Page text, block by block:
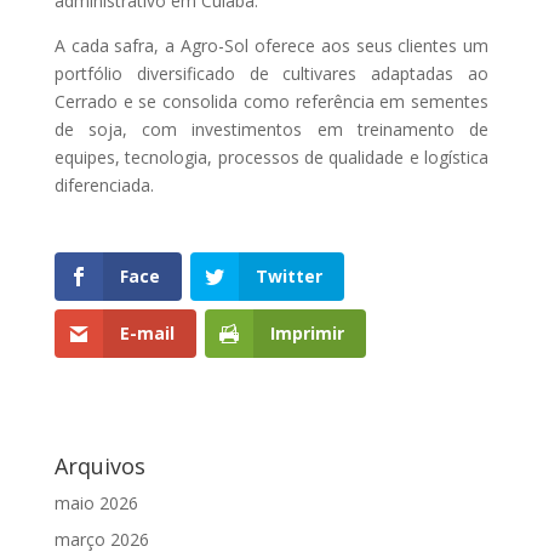
A cada safra, a Agro-Sol oferece aos seus clientes um
portfólio diversificado de cultivares adaptadas ao
Cerrado e se consolida como referência em sementes
de soja, com investimentos em treinamento de
equipes, tecnologia, processos de qualidade e logística
diferenciada.
Face Twitter
E-mail Imprimir
Arquivos
maio 2026
março 2026